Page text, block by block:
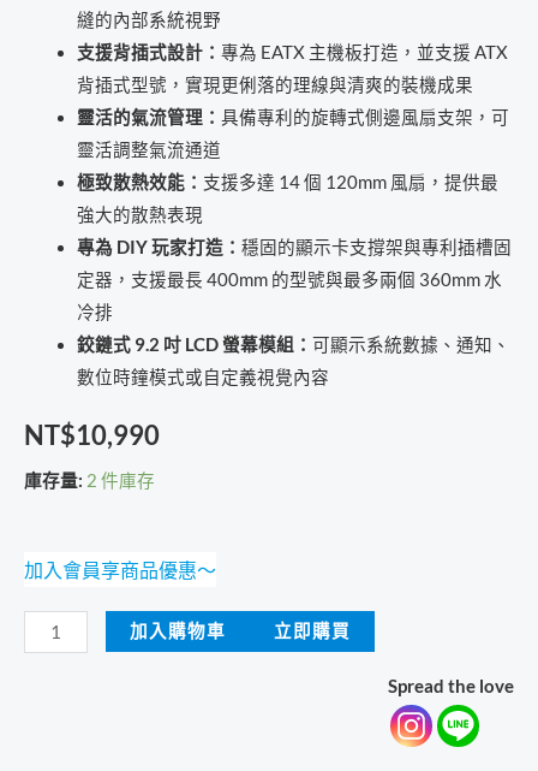
縫的內部系統視野
支援背插式設計： 專為 EATX 主機板打造，並支援 ATX
背插式型號，實現更俐落的理線與清爽的裝機成果
靈活的氣流管理： 具備專利的旋轉式側邊風扇支架，可
靈活調整氣流通道
極致散熱效能： 支援多達 14 個 120mm 風扇，提供最
強大的散熱表現
專為 DIY 玩家打造： 穩固的顯示卡支撐架與專利插槽固
定器，支援最長 400mm 的型號與最多兩個 360mm 水
冷排
鉸鏈式 9.2 吋 LCD 螢幕模組： 可顯示系統數據、通知、
數位時鐘模式或自定義視覺內容
NT$10,990
庫存量: 2 件庫存
加入會員享商品優惠～
ASUS
華
加入購物車 立即購買
Spread the love